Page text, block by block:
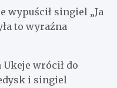
wypuścił singiel „Ja
to wyraźna
wrócił do
i singiel